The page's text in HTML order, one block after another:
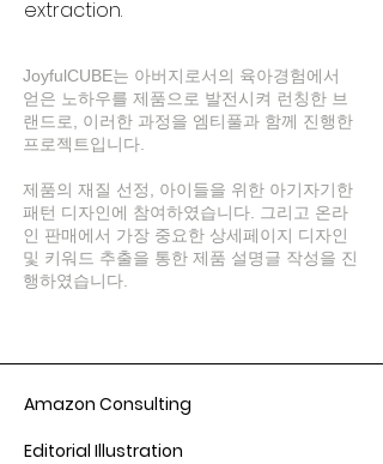
extraction.
JoyfulCUBE는 아버지로서의 육아경험에서
얻은 노하우를 제품으로 발전시켜 런칭한 브
랜드로, 이러한 과정을 엠티풀과 함께 진행한
프로젝트입니다.
제품의 재질 선정, 아이들을 위한 아기자기한
패턴 디자인에 참여하였습니다. 그리고 온라
인 판매에서 가장 중요한 상세페이지 디자인
및 키워드 추출을 통한 제품 설명글 작성을 진
행하였습니다.
Amazon Consulting
Editorial Illustration